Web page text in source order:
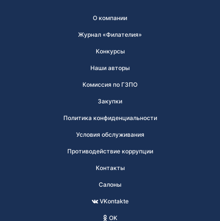
О компании
Журнал «Филателия»
Конкурсы
Наши авторы
Комиссия по ГЗПО
Закупки
Политика конфиденциальности
Условия обслуживания
Противодействие коррупции
Контакты
Салоны
VKontakte
OK